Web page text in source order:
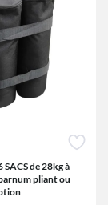
SACS de 28kg à
pliant ou